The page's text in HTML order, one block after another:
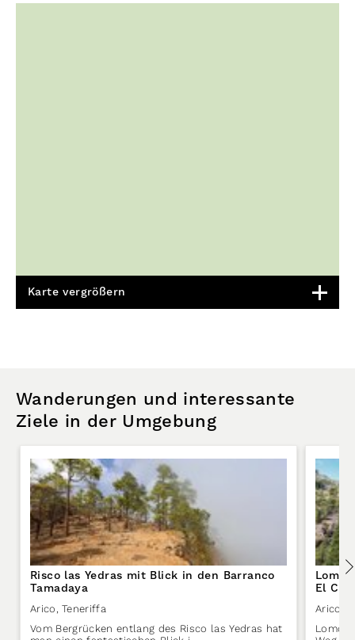
Karte vergrößern
Wanderungen und interessante
Ziele in der Umgebung
Risco las Yedras mit Blick in den Barranco
Tamadaya
Arico , Teneriffa
Vom Bergrücken entlang des Risco las Yedras hat
Lomo
El
Arico
Lomo